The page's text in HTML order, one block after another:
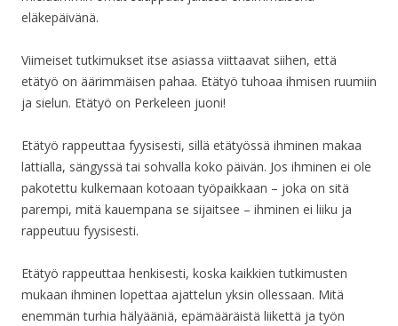
eläkepäivänä.
Viimeiset tutkimukset itse asiassa viittaavat siihen, että
etätyö on äärimmäisen pahaa. Etätyö tuhoaa ihmisen ruumiin
ja sielun. Etätyö on Perkeleen juoni!
Etätyö rappeuttaa fyysisesti, sillä etätyössä ihminen makaa
lattialla, sängyssä tai sohvalla koko päivän. Jos ihminen ei ole
pakotettu kulkemaan kotoaan työpaikkaan – joka on sitä
parempi, mitä kauempana se sijaitsee – ihminen ei liiku ja
rappeutuu fyysisesti.
Etätyö rappeuttaa henkisesti, koska kaikkien tutkimusten
mukaan ihminen lopettaa ajattelun yksin ollessaan. Mitä
enemmän turhia hälyääniä, epämääräistä liikettä ja työn